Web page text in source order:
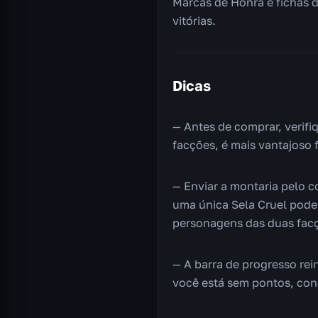
vitórias.
Dicas
— Antes de comprar,
facções, é mais vantajoso
— Enviar a montaria pelo
uma única Sela Cruel
personagens das duas
— A barra de progresso
você está sem pontos,